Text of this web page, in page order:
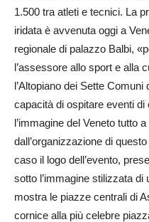
1.500 tra atleti e tecnici. La
iridata è avvenuta oggi a
regionale di palazzo Balbi,
l’assessore allo sport e alla
l’Altopiano dei Sette
capacità di ospitare eventi
l’immagine del Veneto tutto
dall’organizzazione di
caso il logo dell’evento,
sotto l’immagine stilizzata
mostra le piazze centrali di
cornice alla più celebre